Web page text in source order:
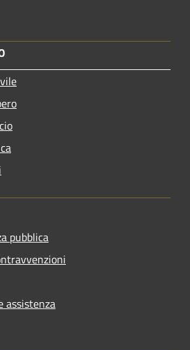
pubblica
assistenza